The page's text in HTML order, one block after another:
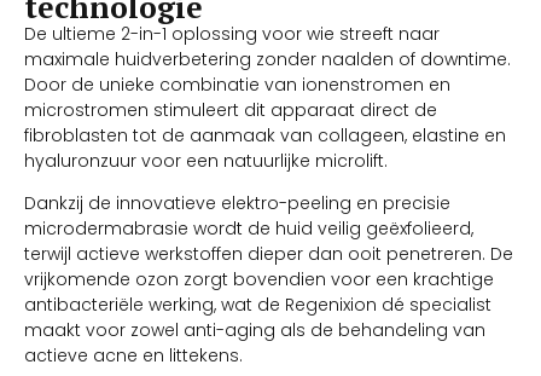
Micro-Scan Matrix (0–200
µm) creëert het apparaat
ultra-precieze
behandelzones, wat zorgt
voor maximale
celvernieuwing met
minimale downtime voor
jouw cliënt.
De ultieme 2-in-1 oplossing voor wie streeft naar
maximale huidverbetering zonder naalden of downtime.
Door de unieke combinatie van ionenstromen en
microstromen stimuleert dit apparaat direct de
fibroblasten tot de aanmaak van collageen, elastine en
hyaluronzuur voor een natuurlijke microlift.
Dankzij de innovatieve elektro-peeling en precisie
microdermabrasie wordt de huid veilig geëxfolieerd,
terwijl actieve werkstoffen dieper dan ooit penetreren. De
vrijkomende ozon zorgt bovendien voor een krachtige
antibacteriële werking, wat de Regenixion dé specialist
maakt voor zowel anti-aging als de behandeling van
actieve acne en littekens.